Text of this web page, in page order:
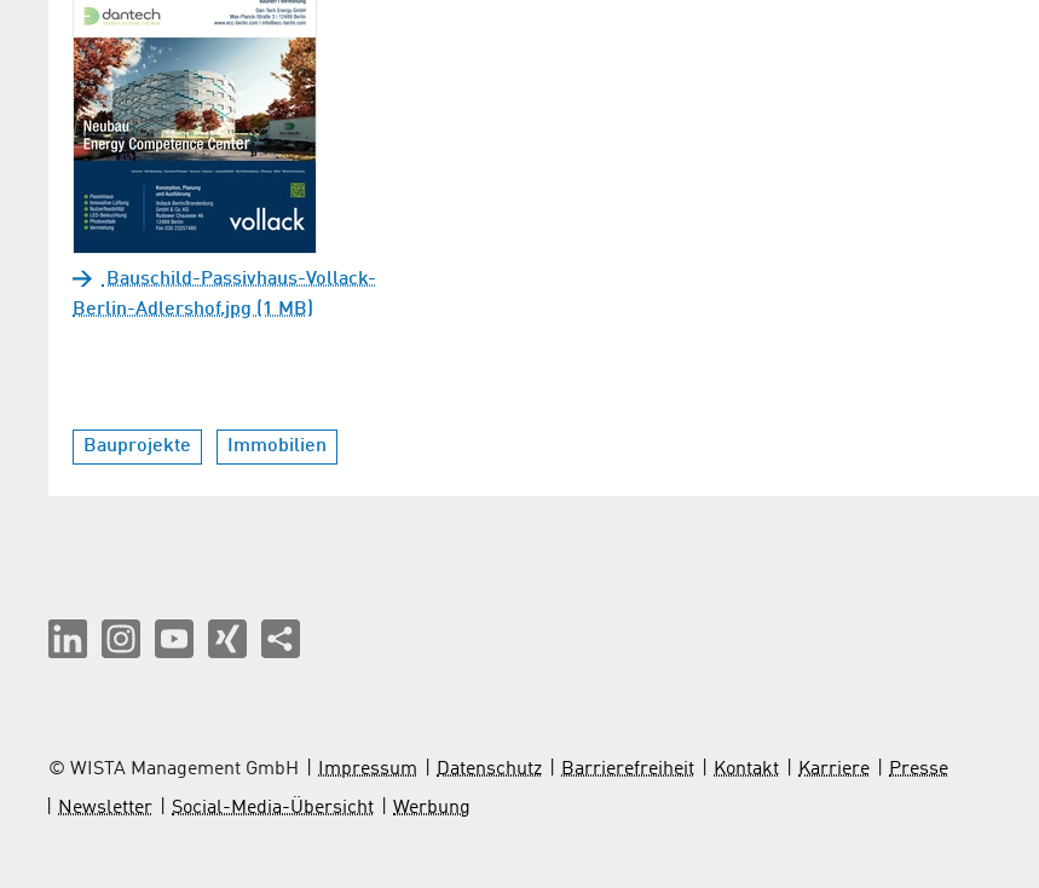
Bauschild-Passivhaus-Vollack-
Berlin-Adlershof.jpg (1 MB)
Bauprojekte Immobilien
© WISTA Management GmbH Impressum Datenschutz Barrierefreiheit Kontakt Karriere
Presse
Newsletter
Social-Media-Übersicht Werbung